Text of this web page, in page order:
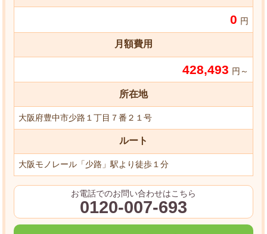
0 円
月額費用
428,493 円～
所在地
大阪府豊中市少路１丁目７番２１号
ルート
大阪モノレール「少路」駅より徒歩１分
お電話でのお問い合わせはこちら
0120-007-693